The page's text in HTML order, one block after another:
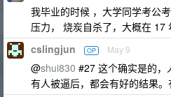
我毕业的时候 ，大学同学考公
压力， 烧炭自杀了，大概在 17
cslingjun OP May 9
@shui830 #27 这个确实是的，
有人被逼后，都会有好的结果